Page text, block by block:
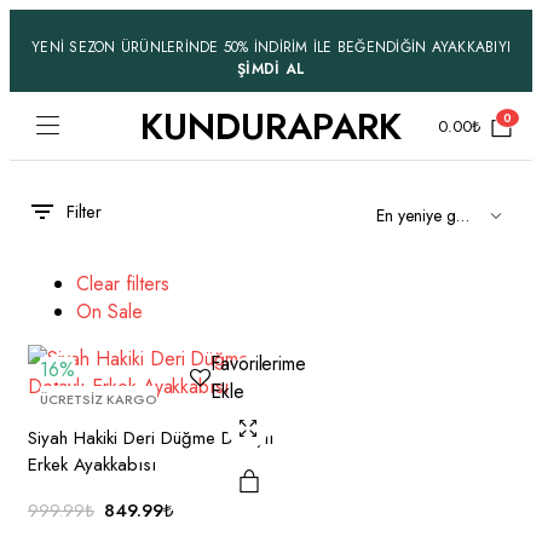
YENİ SEZON ÜRÜNLERİNDE 50% İNDİRİM İLE BEĞENDİĞİN AYAKKABIYI
ŞİMDİ AL
KUNDURAPARK 0.00₺ 0
Filter
Clear filters
On Sale
16%
ÜCRETSİZ KARGO
Favorilerime
Ekle
var.
Seçenekler
sayfasından
seçilebilir
Siyah Hakiki Deri Düğme Detaylı
Erkek Ayakkabısı
999.99₺ Orijinal
849.99₺Şu
birden fazla